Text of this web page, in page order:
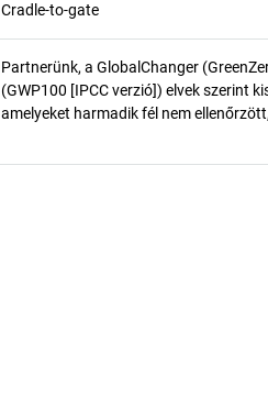
Cradle-to-gate
Partnerünk, a GlobalChanger
(GWP100 [IPCC verzió]) elvek szerint
amelyeket harmadik fél nem